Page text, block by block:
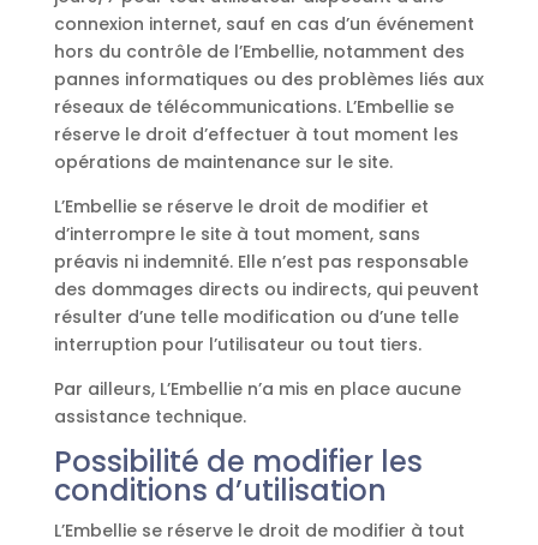
connexion internet, sauf en cas d’un événement
hors du contrôle de l’Embellie, notamment des
pannes informatiques ou des problèmes liés aux
réseaux de télécommunications. L’Embellie se
réserve le droit d’effectuer à tout moment les
opérations de maintenance sur le site.
L’Embellie se réserve le droit de modifier et
d’interrompre le site à tout moment, sans
préavis ni indemnité. Elle n’est pas responsable
des dommages directs ou indirects, qui peuvent
résulter d’une telle modification ou d’une telle
interruption pour l’utilisateur ou tout tiers.
Par ailleurs, L’Embellie n’a mis en place aucune
assistance technique.
Possibilité de modifier les
conditions d’utilisation
L’Embellie se réserve le droit de modifier à tout